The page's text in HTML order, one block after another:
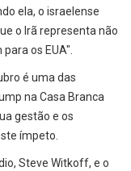
ela, o israelense
o Irã representa não
os EUA".
é uma das
na Casa Branca
gestão e os
ímpeto.
Steve Witkoff, e o